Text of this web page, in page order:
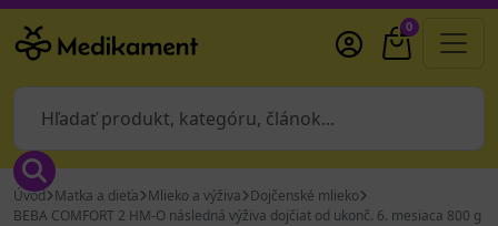
0
Úvod Matka a dieťa Mlieko a výživa Dojčenské mlieko
BEBA COMFORT 2 HM-O následná výživa dojčiat od ukonč. 6. mesiaca 800 g